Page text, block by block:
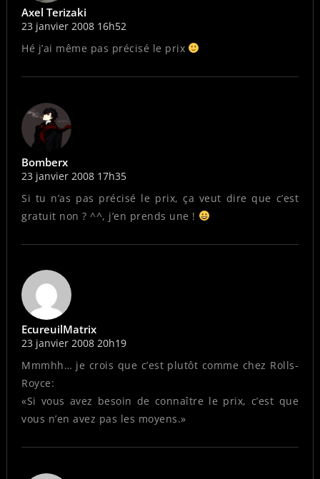
Axel Terizaki
23 janvier 2008 16h52
Hé j’ai même pas précisé le prix
Bomberx
23 janvier 2008 17h35
Si tu n’as pas précisé le prix, ça veut dire que c’est
gratuit non ? ^^, j’en prends une !
EcureuilMatrix
23 janvier 2008 20h19
Mmmhh… je crois que c’est plutôt comme chez Rolls-
Royce:
«Si vous avez besoin de connaître le prix, c’est que
vous n’en avez pas les moyens.»